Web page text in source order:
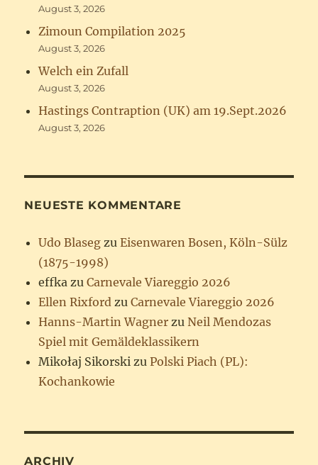
August 3, 2026
Zimoun Compilation 2025
August 3, 2026
Welch ein Zufall
August 3, 2026
Hastings Contraption (UK) am 19.Sept.2026
August 3, 2026
NEUESTE KOMMENTARE
Udo Blaseg zuEisenwaren Bosen, Köln-Sülz
(1875-1998)
effka zuCarnevale Viareggio 2026
Ellen Rixford zuCarnevale Viareggio 2026
Hanns-Martin Wagner zuNeil Mendozas
Spiel mit Gemäldeklassikern
Mikołaj Sikorski zuPolski Piach (PL):
Kochankowie
ARCHIV